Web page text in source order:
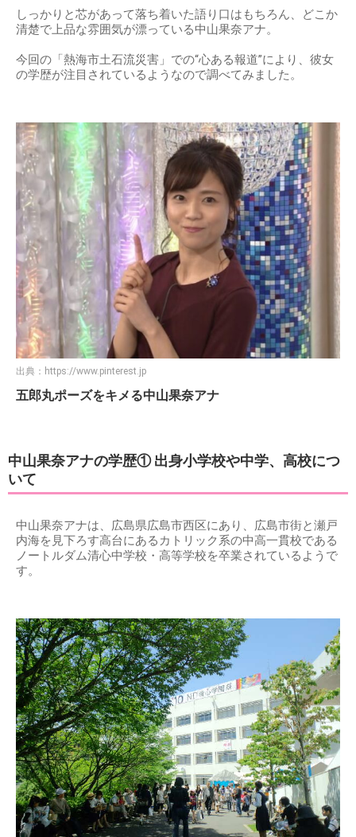
しっかりと芯があって落ち着いた語り口はもちろん、どこか
清楚で上品な雰囲気が漂っている中山果奈アナ。
今回の「熱海市土石流災害」での“心ある報道”により、彼女
の学歴が注目されているようなので調べてみました。
出典： https://www.pinterest.jp
五郎丸ポーズをキメる中山果奈アナ
中山果奈アナの学歴① 出身小学校や中学、高校につ
いて
中山果奈アナは、広島県広島市西区にあり、広島市街と瀬戸
内海を見下ろす高台にあるカトリック系の中高一貫校である
ノートルダム清心中学校・高等学校を卒業されているようで
す。